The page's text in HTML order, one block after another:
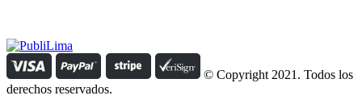
© Copyright 2021. Todos los
derechos reservados.